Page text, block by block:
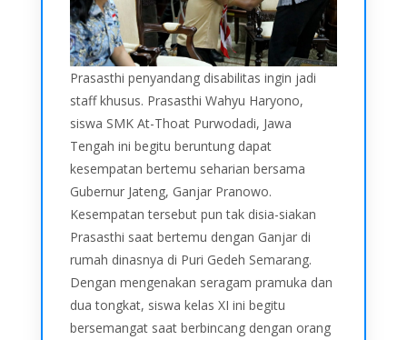
Prasasthi penyandang disabilitas ingin jadi
staff khusus. Prasasthi Wahyu Haryono,
siswa SMK At-Thoat Purwodadi, Jawa
Tengah ini begitu beruntung dapat
kesempatan bertemu seharian bersama
Gubernur Jateng, Ganjar Pranowo.
Kesempatan tersebut pun tak disia-siakan
Prasasthi saat bertemu dengan Ganjar di
rumah dinasnya di Puri Gedeh Semarang.
Dengan mengenakan seragam pramuka dan
dua tongkat, siswa kelas XI ini begitu
bersemangat saat berbincang dengan orang